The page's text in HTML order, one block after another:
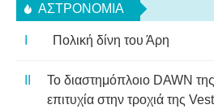
ΑΣΤΡΟΝΟΜΊΑ
Πολική δίνη του Άρη
Το διαστημόπλοιο DAWN
επιτυχία στην τροχιά της